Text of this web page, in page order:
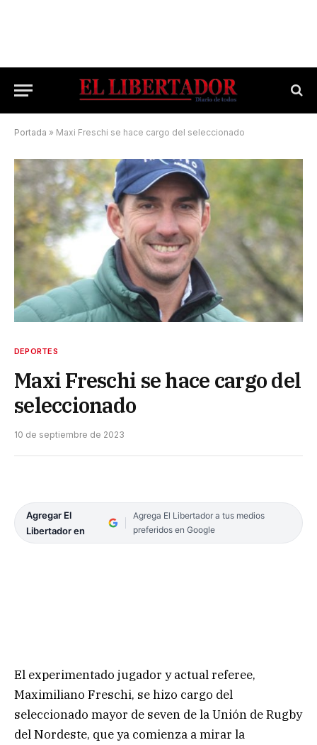
Portada » Maxi Freschi se hace cargo del seleccionado
DEPORTES
Maxi Freschi se hace cargo del
seleccionado
10 de septiembre de 2023
Agregar El
Libertador en
Agrega El Libertador a tus medios
preferidos en Google
El experimentado jugador y actual referee,
Maximiliano Freschi, se hizo cargo del
seleccionado mayor de seven de la Unión de Rugby
del Nordeste, que ya comienza a mirar la